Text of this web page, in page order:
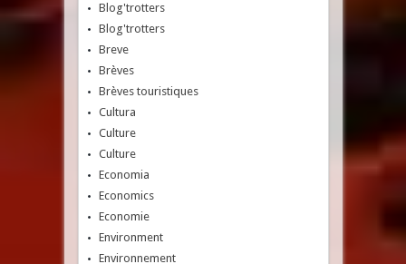
Blog'trotters
Blog'trotters
Breve
Brèves
Brèves touristiques
Cultura
Culture
Culture
Economia
Economics
Economie
Environment
Environnement